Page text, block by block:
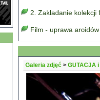
2. Zakładanie
Film - uprawa
Galeria zdjęć > GUTACJA i